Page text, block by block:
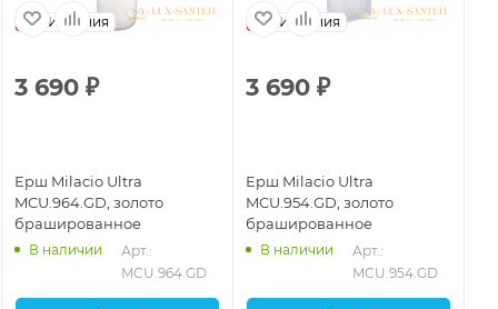
Испания
3 690 ₽
Ерш Milacio Ultra
MCU.964.GD, золото
брашированное
В наличии
Арт.:
MCU.964.GD
Испания
3 690 ₽
Ерш Milacio Ultra
MCU.954.GD, золото
брашированное
В наличии
Арт.:
MCU.954.GD